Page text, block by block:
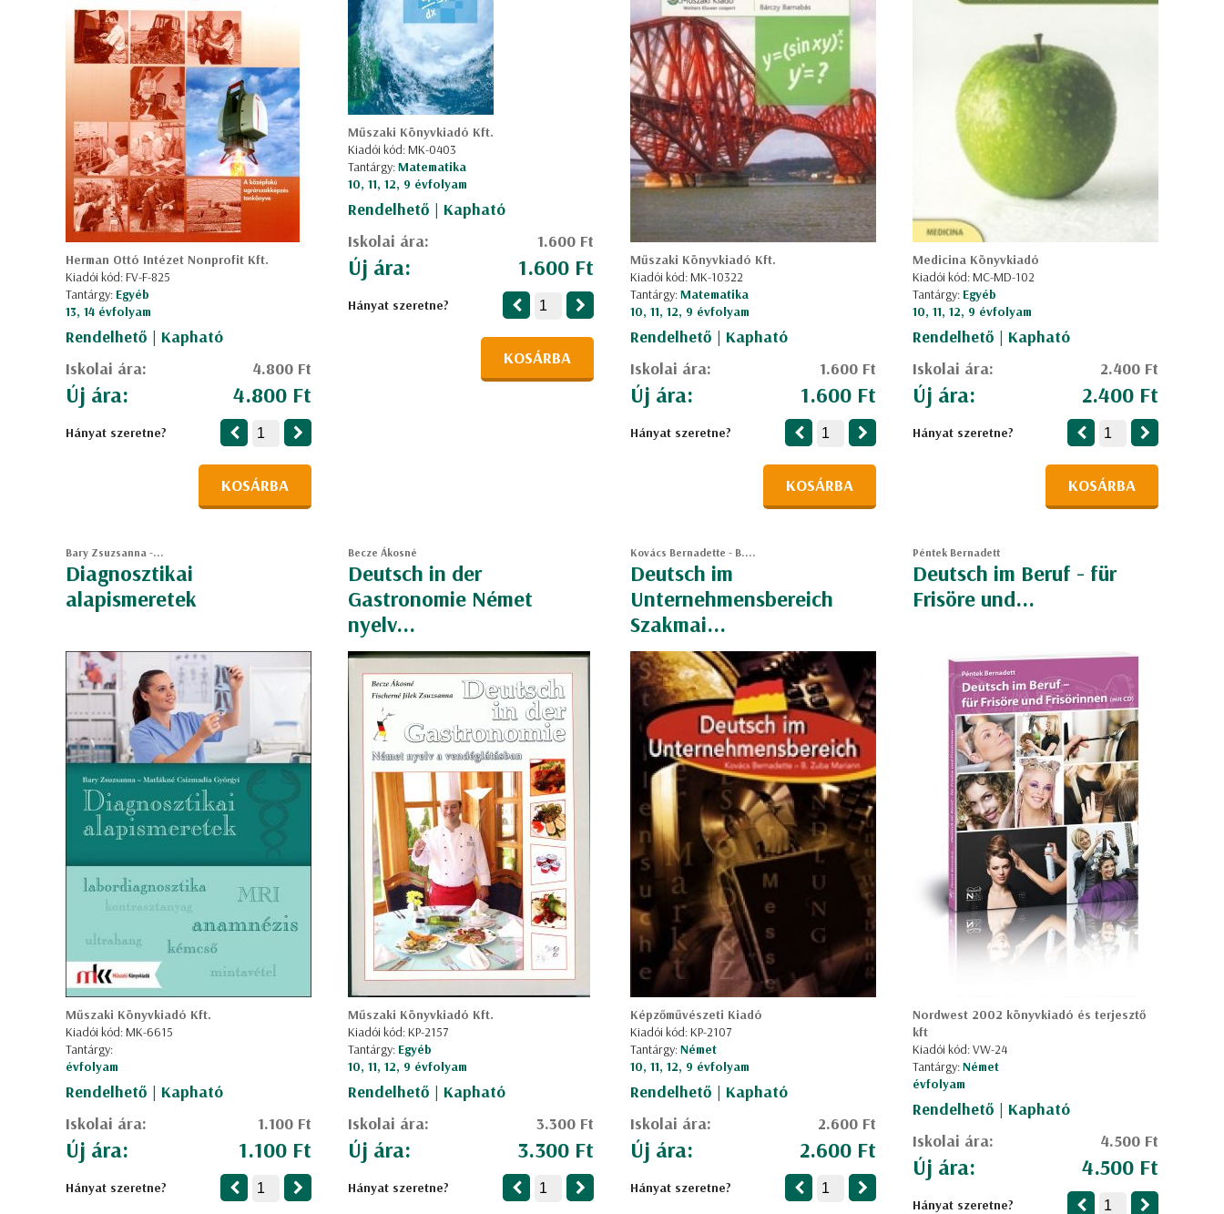
Herman Ottó Intézet Nonprofit Kft.
Kiadói kód: FV-F-825
Tantárgy: Egyéb
13, 14 évfolyam
Rendelhető | Kapható
Iskolai ára:
4.800 Ft
Új ára: 4.800 Ft
Hányat szeretne?
KOSÁRBA
Műszaki Könyvkiadó Kft.
Kiadói kód: MK-0403
Tantárgy:Matematika
10, 11, 12, 9 évfolyam
Rendelhető | Kapható
Iskolai ára:
1.600 Ft
Új ára: 1.600 Ft
Hányat szeretne?
KOSÁRBA
Műszaki Könyvkiadó Kft.
Kiadói kód: MK-10322
Tantárgy:Matematika
10, 11, 12, 9 évfolyam
Rendelhető | Kapható
Iskolai ára:
1.600 Ft
Új ára: 1.600 Ft
Hányat szeretne?
KOSÁRBA
Medicina Könyvkiadó
Kiadói kód: MC-MD-102
Tantárgy: Egyéb
10, 11, 12, 9 évfolyam
Rendelhető | Kapható
Iskolai ára:
2.400 Ft
Új ára: 2.400 Ft
Hányat szeretne?
KOSÁRBA
Bary Zsuzsanna -...
Diagnosztikai
alapismeretek
Műszaki Könyvkiadó Kft.
Kiadói kód: MK-6615
Tantárgy:
évfolyam
Rendelhető | Kapható
Iskolai ára:
1.100 Ft
Új ára: 1.100 Ft
Hányat szeretne?
Becze Ákosné
Deutsch in der
Gastronomie Német
nyelv...
Műszaki Könyvkiadó Kft.
Kiadói kód: KP-2157
Tantárgy: Egyéb
10, 11, 12, 9 évfolyam
Rendelhető | Kapható
Iskolai ára:
3.300 Ft
Új ára: 3.300 Ft
Hányat szeretne?
Kovács Bernadette - B....
Deutsch im
Unternehmensbereich
Szakmai...
Képzőművészeti Kiadó
Kiadói kód: KP-2107
Tantárgy:Német
10, 11, 12, 9 évfolyam
Rendelhető | Kapható
Iskolai ára:
2.600 Ft
Új ára: 2.600 Ft
Hányat szeretne?
Péntek Bernadett
Deutsch im Beruf - für
Frisöre und...
Nordwest 2002 könyvkiadó és terjesztő
kft
Kiadói kód: VW-24
Tantárgy:Német
évfolyam
Rendelhető | Kapható
Iskolai ára:
4.500 Ft
Új ára: 4.500 Ft
Hányat szeretne?